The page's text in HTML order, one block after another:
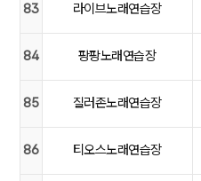
83 라이브노래연습장
84 팡팡노래연습장
85 질러존노래연습장
86 티오스노래연습장